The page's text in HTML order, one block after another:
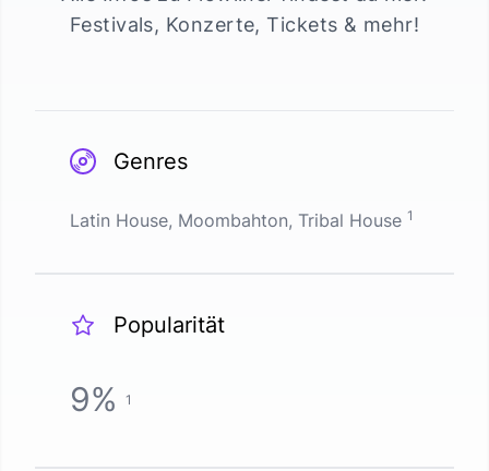
Festivals, Konzerte, Tickets & mehr!
Genres
Latin House, Moombahton, Tribal House 1
Popularität
9% 1